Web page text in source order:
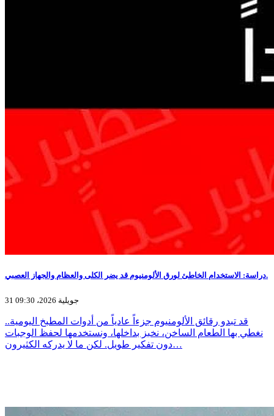
دراسة: الاستخدام الخاطئ لورق الألومنيوم قد يضر الكلى والعظام والجهاز العصبي.
31 جويلية 2026، 09:30
قد تبدو رقائق الألومنيوم جزءاً عادياً من أدوات المطبخ اليومية..
نغطي بها الطعام الساخن، نخبز بداخلها، ونستخدمها لحفظ الوجبات
دون تفكير طويل. لكن ما لا يدركه الكثيرون…